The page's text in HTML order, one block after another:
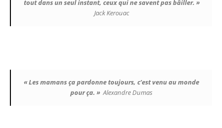
tout dans un seul instant, ceux qui ne savent pas bâiller. »
Jack Kerouac
« Les mamans ça pardonne toujours, c’est venu au monde
pour ça. » Alexandre Dumas